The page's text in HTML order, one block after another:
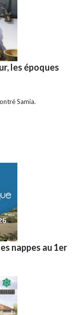
les époques
Samia.
nappes au 1er